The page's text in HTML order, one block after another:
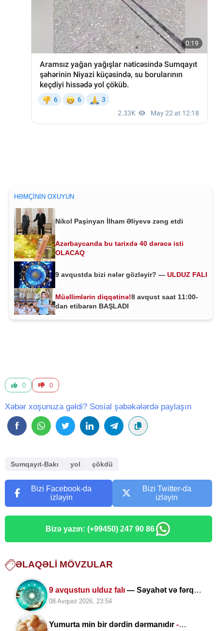
HƏMÇININ OXUYUN
Nikol Paşinyan İlham Əliyevə zəng etdi
Azərbaycanda bu tarixdə 40 dərəcə isti
OLACAQ
9 avqustda bizi nələr gözləyir? — ULDUZ FALI
Müəllimlərin diqqətinə!8 avqust saat 11:00-
dan etibarən BAŞLADI
0 0
Xəbər xoşunuza gəldi? Sosial şəbəkələrdə paylaşın
Sumqayıt-Bakı yol çökdü
Bizi Facebook-da
izləyin
Bizi Twitter-da
izləyin
Bizə yazın: (+99450) 247 90 86
ƏLAQƏLI MÖVZULAR
9 avqustun ulduz falı — Səyahət və fərqli
təcrübələr üçün uğurlu gündür
08 Avqust 2026, 23:54
Yumurta min bir dərdin dərmanıdır -